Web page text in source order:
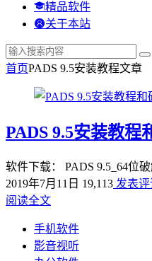
精品软件
关于本站
首页PADS 9.5安装教程文章
PADS 9.5安装教程
软件下载： PADS 9.5_64位
2019年7月11日 19,113 发表
阅读全文
手机软件
影音视听